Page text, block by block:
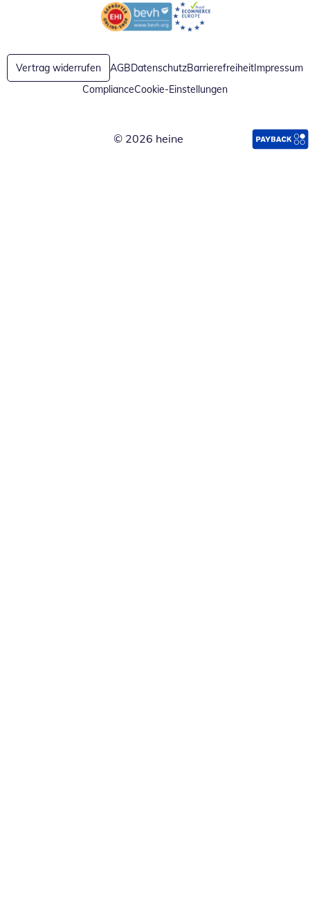
Öffnet in neuem FensterÖffnet in neuem Fenster
Vertrag widerrufen AGBDatenschutzBarrierefreiheitImpressum
ComplianceCookie-Einstellungen
© 2026 heine